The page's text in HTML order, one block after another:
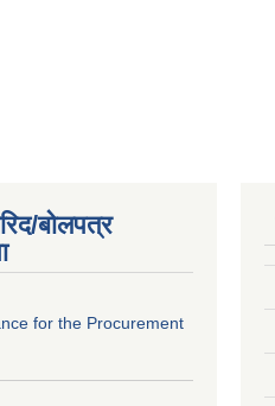
बोलपत्र
for the Procurement